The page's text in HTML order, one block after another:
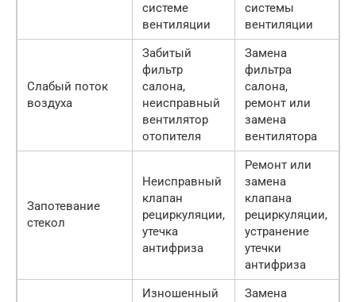
системе
вентиляции
системы
вентиляции
Слабый поток
воздуха
Забитый
фильтр
салона,
неисправный
вентилятор
отопителя
Замена
фильтра
салона,
ремонт или
замена
вентилятора
Запотевание
стекол
Неисправный
клапан
рециркуляции,
утечка
антифриза
Ремонт или
замена
клапана
рециркуляции,
устранение
утечки
антифриза
Изношенный
Замена